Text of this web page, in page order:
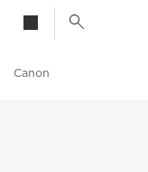
Canon